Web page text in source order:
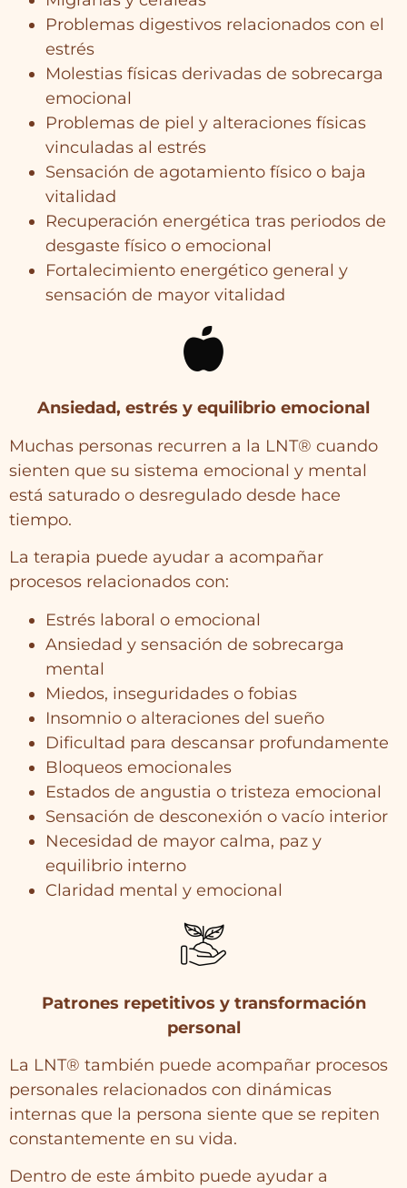
Problemas digestivos relacionados con el
estrés
Molestias físicas derivadas de sobrecarga
emocional
Problemas de piel y alteraciones físicas
vinculadas al estrés
Sensación de agotamiento físico o baja
vitalidad
Recuperación energética tras periodos de
desgaste físico o emocional
Fortalecimiento energético general y
sensación de mayor vitalidad
Ansiedad, estrés y equilibrio emocional
Muchas personas recurren a la LNT® cuando
sienten que su sistema emocional y mental
está saturado o desregulado desde hace
tiempo.
La terapia puede ayudar a acompañar
procesos relacionados con:
Estrés laboral o emocional
Ansiedad y sensación de sobrecarga
mental
Miedos, inseguridades o fobias
Insomnio o alteraciones del sueño
Dificultad para descansar profundamente
Bloqueos emocionales
Estados de angustia o tristeza emocional
Sensación de desconexión o vacío interior
Necesidad de mayor calma, paz y
equilibrio interno
Claridad mental y emocional
Patrones repetitivos y transformación
personal
La LNT® también puede acompañar procesos
personales relacionados con dinámicas
internas que la persona siente que se repiten
constantemente en su vida.
Dentro de este ámbito puede ayudar a